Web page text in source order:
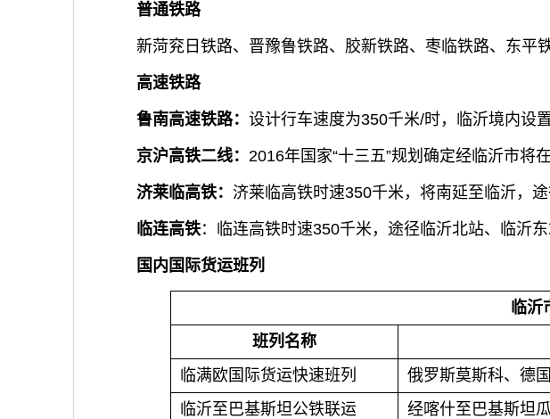
普通铁路
新菏兖日铁路、晋豫鲁铁路、胶新铁路、枣临铁路、东平
高速铁路
鲁南高速铁路： 设计行车速度为350千米/时，临沂境内设
京沪高铁二线： 2016年国家“十三五”规划确定经临沂市将
济莱临高铁： 济莱临高铁时速350千米，将南延至临沂，途
临连高铁：临连高铁时速350千米，途径临沂北站、临沂
国内国际货运班列
临沂
班列名称
临满欧国际货运快速班列
俄罗斯莫斯科、德
临沂至巴基斯坦公铁联运
经喀什至巴基斯坦